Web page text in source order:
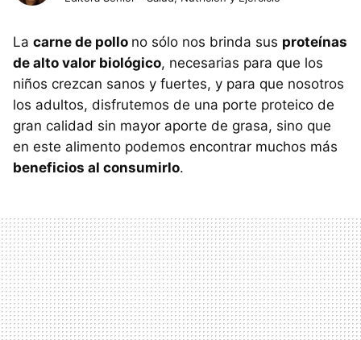
La carne de pollo no sólo nos brinda sus proteínas
de alto valor biológico, necesarias para que los
niños crezcan sanos y fuertes, y para que nosotros
los adultos, disfrutemos de una porte proteico de
gran calidad sin mayor aporte de grasa, sino que
en este alimento podemos encontrar muchos más
beneficios al consumirlo.